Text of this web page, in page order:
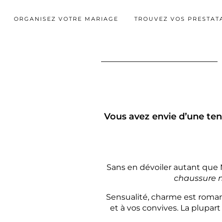
ORGANISEZ VOTRE MARIAGE TROUVEZ VOS
Vous avez envie d’une
Sans en dévoiler autant que
chaussure
Sensualité, charme est
et à vos convives. La